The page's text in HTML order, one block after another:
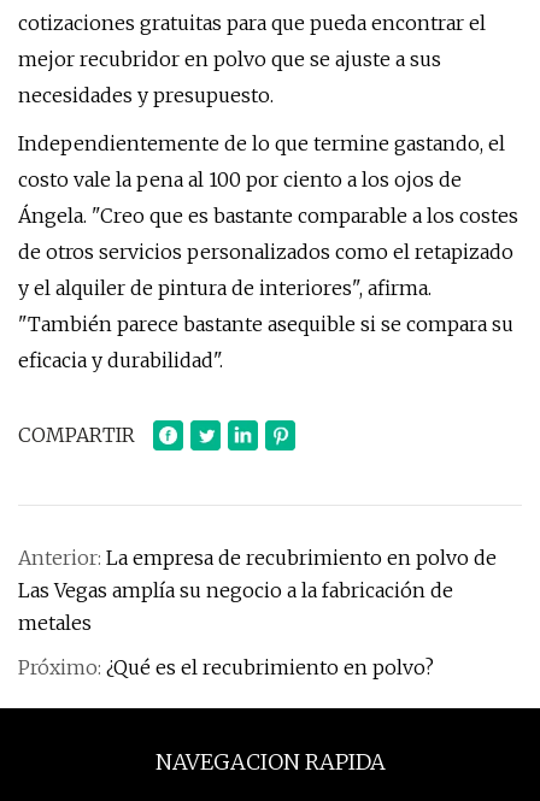
cotizaciones gratuitas para que pueda encontrar el
mejor recubridor en polvo que se ajuste a sus
necesidades y presupuesto.
Independientemente de lo que termine gastando, el
costo vale la pena al 100 por ciento a los ojos de
Ángela. "Creo que es bastante comparable a los costes
de otros servicios personalizados como el retapizado
y el alquiler de pintura de interiores", afirma.
"También parece bastante asequible si se compara su
eficacia y durabilidad".
COMPARTIR
Anterior: La empresa de recubrimiento en polvo de
Las Vegas amplía su negocio a la fabricación de
metales
Próximo: ¿Qué es el recubrimiento en polvo?
NAVEGACION RAPIDA